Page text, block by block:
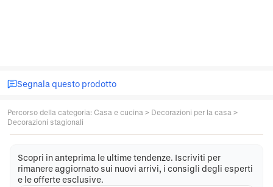
Segnala questo prodotto
Percorso della categoria: Casa e cucina > Decorazioni per la casa >
Decorazioni stagionali
Scopri in anteprima le ultime tendenze. Iscriviti per
rimanere aggiornato sui nuovi arrivi, i consigli degli esperti
e le offerte esclusive.